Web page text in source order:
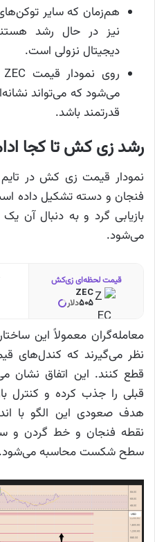
هم‌زمان که سایر
نیز در حال رشد
دیجیتال نزولی است.
می‌شود که می‌تواند
قدرتمند باشد.
رشد زی کش تا کجا
فنجان و دسته تشکیل داده
بازیابی گرد و به دنبال
می‌شود.
قیمت لحظه‌ای زی‌کش
ZEC
505دلار
معامله‌گران معمولاً این
نظر می‌گیرند که کندل‌های
قطع کنند. این اتفاق نشان
قبلی را جذب کرده و کنترل
هدف صعودی این الگو با
نقطه فنجان و خط گردن و
سطح شکست محاسبه می‌شود.